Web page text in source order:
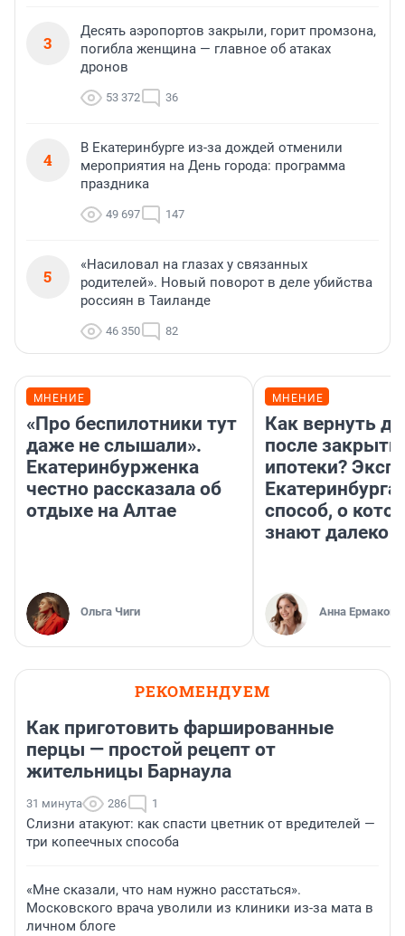
3
Десять аэропортов закрыли, горит промзона,
погибла женщина — главное об атаках
дронов
53 372 36
4
В Екатеринбурге из-за дождей отменили
мероприятия на День города: программа
праздника
49 697 147
5
«Насиловал на глазах у связанных
родителей». Новый поворот в деле убийства
россиян в Таиланде
46 350 82
МНЕНИЕ
«Про беспилотники тут
даже не слышали».
Екатеринбурженка
честно рассказала об
отдыхе на Алтае
Ольга Чиги
МНЕНИЕ
Как вернуть
после
ипотеки?
Екатеринбурга
способ, о
знают далеко
Анна Ермакова
РЕКОМЕНДУЕМ
Как приготовить фаршированные
перцы — простой рецепт от
жительницы Барнаула
31 минута 286 1
Слизни атакуют: как спасти цветник от вредителей —
три копеечных способа
«Мне сказали, что нам нужно расстаться».
Московского врача уволили из клиники из-за мата в
личном блоге